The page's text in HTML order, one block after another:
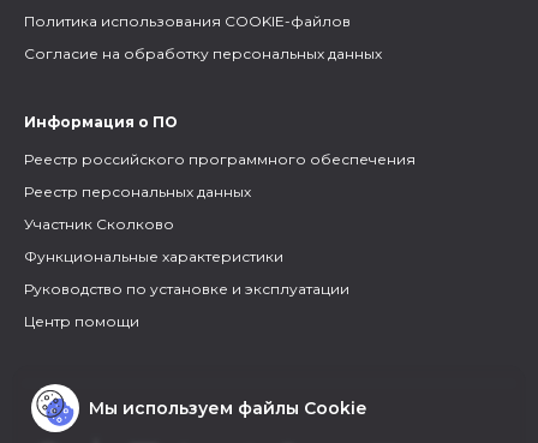
Политика использования COOKIE-файлов
Согласие на обработку персональных данных
Информация о ПО
Реестр российского программного обеспечения
Реестр персональных данных
Участник Сколково
Функциональные характеристики
Руководство по установке и эксплуатации
Центр помощи
Мы используем файлы Cookie